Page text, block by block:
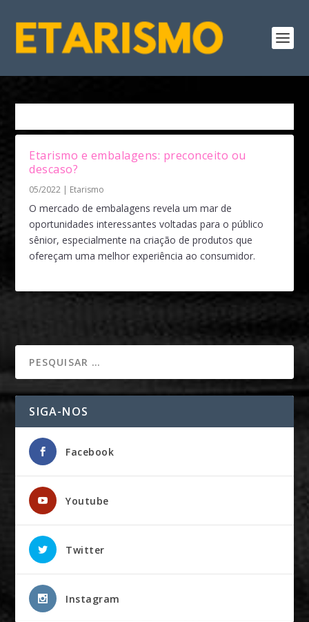
Etarismo e embalagens: preconceito ou
descaso?
05/2022 | Etarismo
O mercado de embalagens revela um mar de
oportunidades interessantes voltadas para o público
sênior, especialmente na criação de produtos que
ofereçam uma melhor experiência ao consumidor.
SIGA-NOS
Facebook
Youtube
Twitter
Instagram